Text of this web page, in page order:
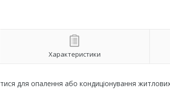
Характеристики
для опалення або кондиціонування